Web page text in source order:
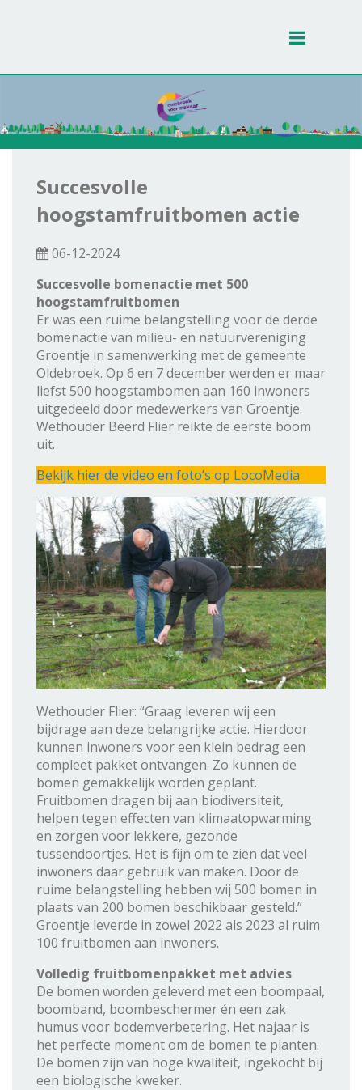
Toggle
Succesvolle
hoogstamfruitbomen actie
06-12-2024
Succesvolle bomenactie met 500
hoogstamfruitbomen
Er was een ruime belangstelling voor de derde
bomenactie van milieu- en natuurvereniging
Groentje in samenwerking met de gemeente
Oldebroek. Op 6 en 7 december werden er maar
liefst 500 hoogstambomen aan 160 inwoners
uitgedeeld door medewerkers van Groentje.
Wethouder Beerd Flier reikte de eerste boom
uit.
Bekijk hier de video en foto’s op LocoMedia
Wethouder Flier: “Graag leveren wij een
bijdrage aan deze belangrijke actie. Hierdoor
kunnen inwoners voor een klein bedrag een
compleet pakket ontvangen. Zo kunnen de
bomen gemakkelijk worden geplant.
Fruitbomen dragen bij aan biodiversiteit,
helpen tegen effecten van klimaatopwarming
en zorgen voor lekkere, gezonde
tussendoortjes. Het is fijn om te zien dat veel
inwoners daar gebruik van maken. Door de
ruime belangstelling hebben wij 500 bomen in
plaats van 200 bomen beschikbaar gesteld.”
Groentje leverde in zowel 2022 als 2023 al ruim
100 fruitbomen aan inwoners.
Volledig fruitbomenpakket met advies
De bomen worden geleverd met een boompaal,
boomband, boombeschermer én een zak
humus voor bodemverbetering. Het najaar is
het perfecte moment om de bomen te planten.
De bomen zijn van hoge kwaliteit, ingekocht bij
een biologische kweker.